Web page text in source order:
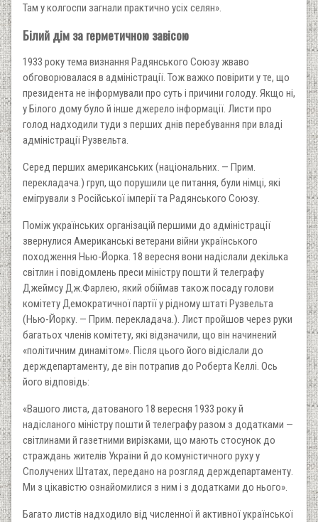
Там у колгоспи загнали практично усіх селян».
Білий дім за герметичною завісою
1933 року тема визнання Радянського Союзу жваво
обговорювалася в адміністрації. Тож важко повірити у те, що
президента не інформували про суть і причини голоду. Якщо ні,
у Білого дому було й інше джерело інформації. Листи про
голод надходили туди з перших днів перебування при владі
адміністрації Рузвельта.
Серед перших американських (національних. — Прим.
перекладача.) груп, що порушили це питання, були німці, які
емігрували з Російської імперії та Радянського Союзу.
Поміж українських організацій першими до адміністрації
звернулися Американські ветерани війни українського
походження Нью-Йорка. 18 вересня вони надіслали декілька
світлин і повідомлень преси міністру пошти й телеграфу
Джеймсу Дж.Фарлею, який обіймав також посаду голови
комітету Демократичної партії у рідному штаті Рузвельта
(Нью-Йорку. — Прим. перекладача.). Лист пройшов через руки
багатьох членів комітету, які відзначили, що він начинений
«політичним динамітом». Після цього його відіслали до
держдепартаменту, де він потрапив до Роберта Келлі. Ось
його відповідь:
«Вашого листа, датованого 18 вересня 1933 року й
надісланого міністру пошти й телеграфу разом з додатками —
світлинами й газетними вирізками, що мають стосунок до
страждань жителів України й до комуністичного руху у
Сполучених Штатах, передано на розгляд держдепартаменту.
Ми з цікавістю ознайомилися з ним і з додатками до нього».
Багато листів надходило від численної й активної української